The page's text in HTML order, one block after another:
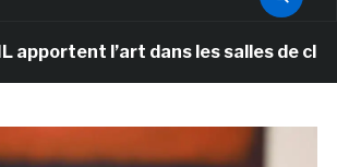
l’art dans les salles de classe des